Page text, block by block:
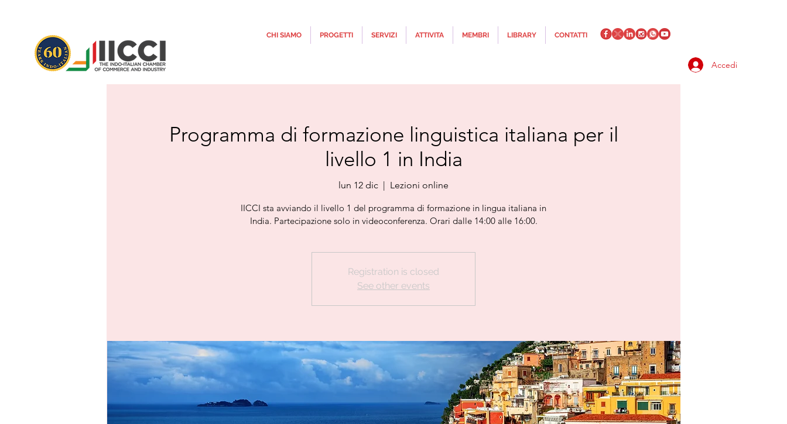
CHI SIAMO PROGETTI SERVIZI ATTIVITA MEMBRI LIBRARY CONTATTI
Accedi
Programma di formazione linguistica italiana per il
livello 1 in India
lun 12 dic
  |
Lezioni online
IICCI sta avviando il livello 1 del programma di formazione in lingua italiana in
India. Partecipazione solo in videoconferenza. Orari dalle 14:00 alle 16:00.
Registration is closed
See other events